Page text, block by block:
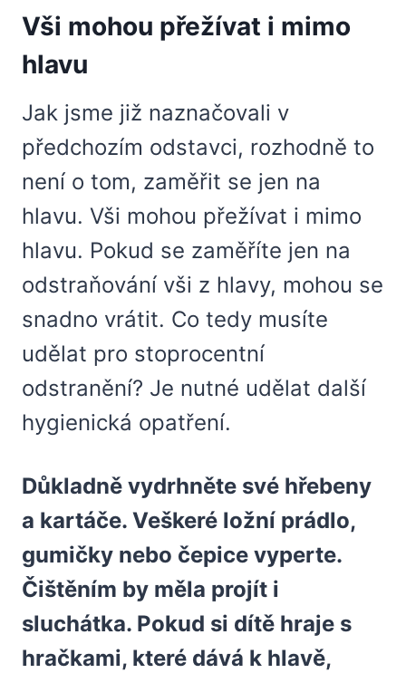
Vši mohou přežívat i mimo
hlavu
Jak jsme již naznačovali v
předchozím odstavci, rozhodně to
není o tom, zaměřit se jen na
hlavu. Vši mohou přežívat i mimo
hlavu. Pokud se zaměříte jen na
odstraňování vši z hlavy, mohou se
snadno vrátit. Co tedy musíte
udělat pro stoprocentní
odstranění? Je nutné udělat další
hygienická opatření.
Důkladně vydrhněte své hřebeny
a kartáče. Veškeré ložní prádlo,
gumičky nebo čepice vyperte.
Čištěním by měla projít i
sluchátka. Pokud si dítě hraje s
hračkami, které dává k hlavě,